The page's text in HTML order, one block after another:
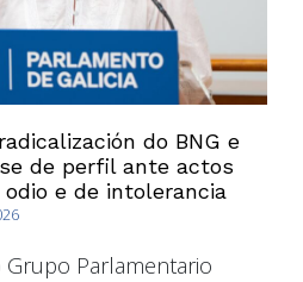
do BNG e
de perfil ante actos
e de intolerancia
Parlamentario